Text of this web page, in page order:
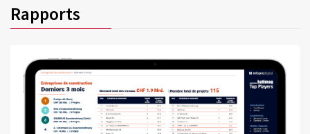
Rapports